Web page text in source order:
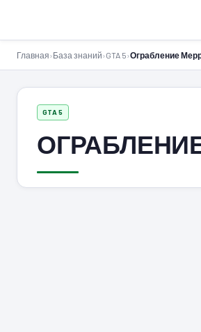
Главная›База знаний›GTA 5›Ограбление
GTA 5